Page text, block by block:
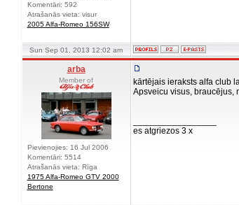
Komentāri: 592
Atrašanās vieta: visur
2005 Alfa-Romeo 156SW
Sun Sep 01, 2013 12:02 am
arba
Member of
Pievienojies: 16 Jul 2006
Komentāri: 5514
Atrašanās vieta: Rīga
1975 Alfa-Romeo GTV 2000
Bertone
kārtējais ieraksts alfa club
Apsveicu visus, braucējus,
es atgriezos 3 x